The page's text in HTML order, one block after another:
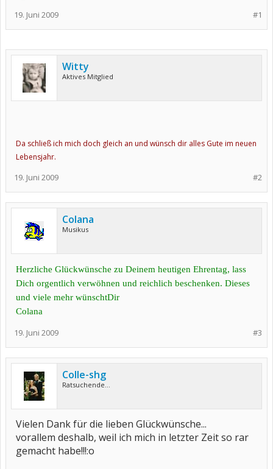
#1
19. Juni 2009
Witty
Aktives Mitglied
Da schließ ich mich doch gleich an und wünsch dir alles Gute im neuen
Lebensjahr.
#2
19. Juni 2009
Colana
Musikus
Herzliche Glückwünsche zu Deinem heutigen Ehrentag, lass
Dich orgentlich verwöhnen und reichlich beschenken. Dieses
und viele mehr wünschtDir
Colana
#3
19. Juni 2009
Colle-shg
Ratsuchende...
Vielen Dank für die lieben Glückwünsche...
vorallem deshalb, weil ich mich in letzter Zeit so rar
gemacht habe!!!:o